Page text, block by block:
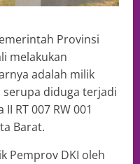
Provinsi
melakukan
adalah milik
serupa diduga terjadi
RT 007 RW 001
Barat.
Pemprov DKI oleh